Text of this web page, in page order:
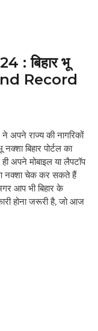
: बिहार भू
Record
ने अपने राज्य की नागरिकों
बिहार पोर्टल का
अपने मोबाइल या लैपटॉप
नक्शा चेक कर सकते हैं
आप भी बिहार के
होना जरूरी है, जो आज